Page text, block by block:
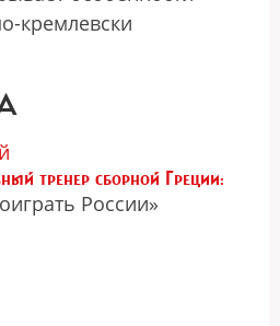
кремлевски
тренер сборной Греции:
России»